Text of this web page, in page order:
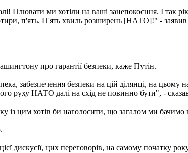
Плювати ми хотіли на ваші занепокоєння. І так
п'ять. П'ять хвиль розширень [НАТО]!" - заявив
про гарантії безпеки, каже Путін.
забезпечення безпеки на цій ділянці, на цьому
руху НАТО далі на схід не повинно бути", -
із цим хотів би наголосити, що загалом ми
дискусії, цих переговорів, на самому початку